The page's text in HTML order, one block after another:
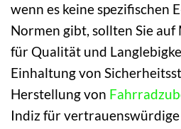
wenn es keine spezifischen
Normen gibt, sollten Sie auf
für Qualität und
Einhaltung von
Herstellung von
Indiz für